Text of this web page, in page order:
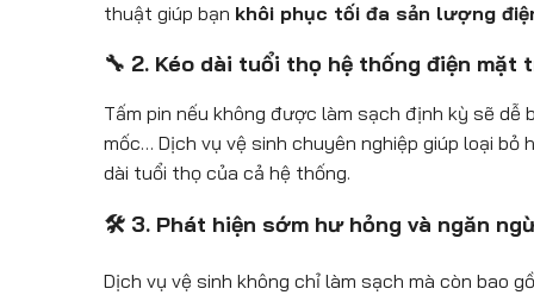
thuật giúp bạn khôi phục tối đa sản lượng
🔧 2. Kéo dài tuổi thọ hệ thống điện mặt
Tấm pin nếu không được làm sạch định kỳ sẽ
mốc… Dịch vụ vệ sinh chuyên nghiệp giúp loại
dài tuổi thọ của cả hệ thống.
🛠️ 3. Phát hiện sớm hư hỏng và ngăn
Dịch vụ vệ sinh không chỉ làm sạch mà còn bao